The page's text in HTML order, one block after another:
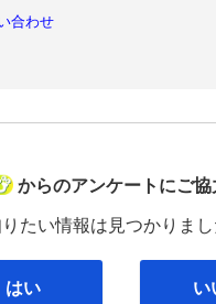
合わせ
病院なび
からのアンケートにご協
たい情報は見つかりま
はい い